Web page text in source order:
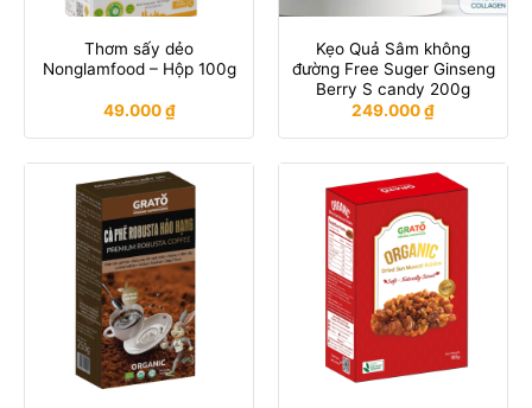
Thơm sấy dẻo
Nonglamfood – Hộp 100g
49.000₫
Kẹo Quả Sâm không
đường Free Suger Ginseng
Berry S candy 200g
249.000₫